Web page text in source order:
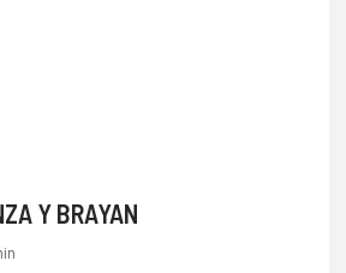
Y BRAYAN